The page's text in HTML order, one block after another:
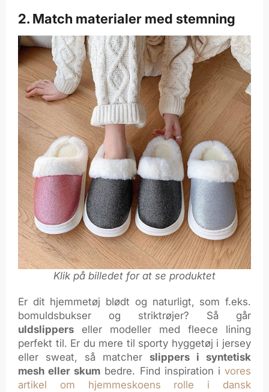
2. Match materialer med stemning
Klik på billedet for at se produktet
Er dit hjemmetøj blødt og naturligt, som f.eks.
bomuldsbukser og striktrøjer? Så går
uldslippers eller modeller med fleece lining
perfekt til. Er du mere til sporty hyggetøj i jersey
eller sweat, så matcher slippers i syntetisk
mesh eller skum bedre. Find inspiration ivores
artikel om hjemmeskoens rolle i dansk